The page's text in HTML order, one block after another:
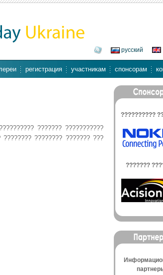
русский
регистрация участникам спонсорам
??????? ???????????
???????? ??????? ???
??????????
???????